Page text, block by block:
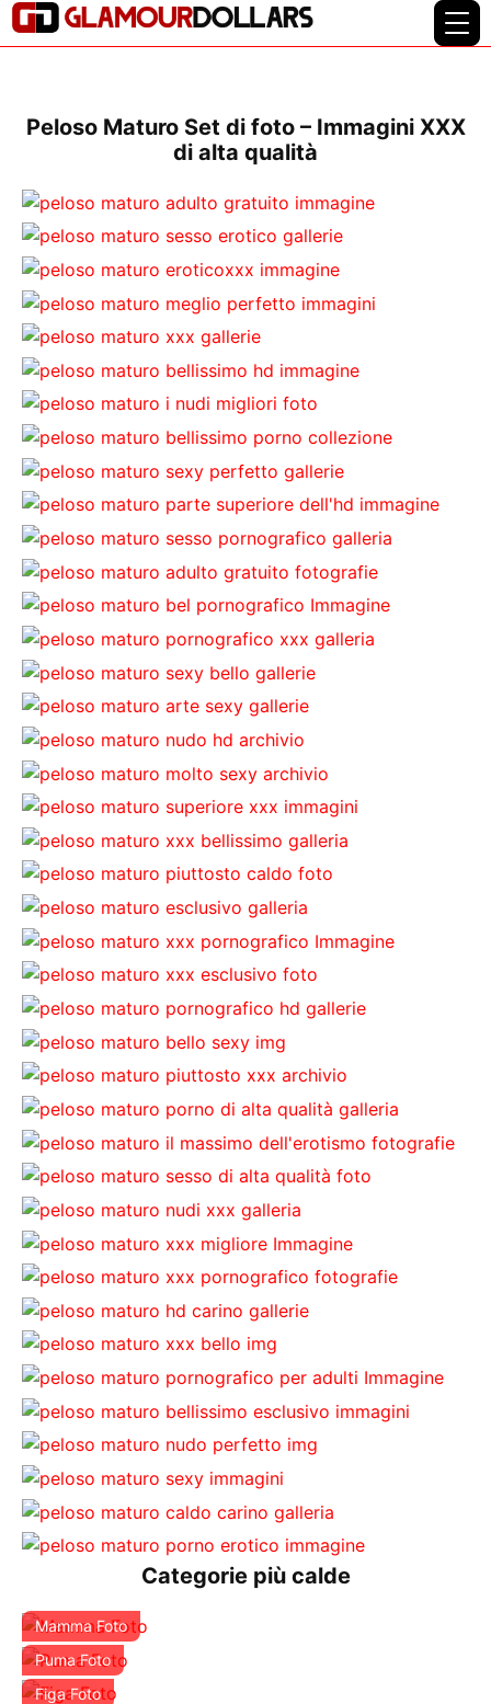
Peloso Maturo Set di foto – Immagini XXX
di alta qualità
Categorie più calde
Mamma Foto
Puma Foto
Figa Foto